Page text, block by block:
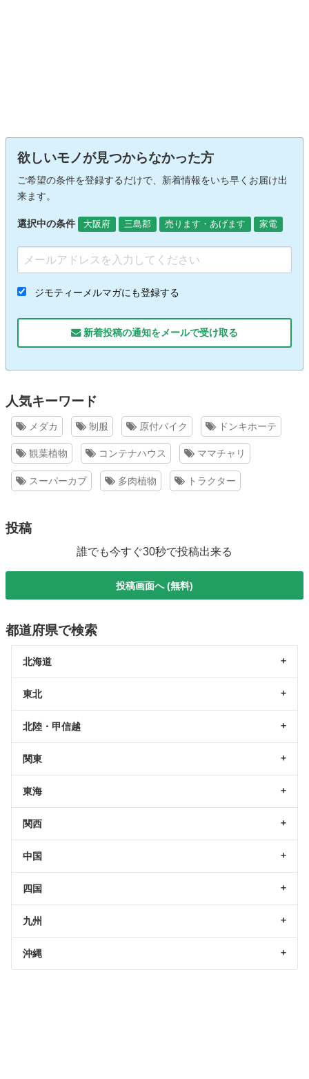
欲しいモノが見つからなかった方
ご希望の条件を登録するだけで、新着情報をいち早くお届け出
来ます。
選択中の条件 大阪府 三島郡 売ります・あげます 家電
ジモティーメルマガにも登録する
新着投稿の通知をメールで受け取る
人気キーワード
メダカ 制服 原付バイク ドンキホーテ
観葉植物 コンテナハウス ママチャリ
スーパーカブ 多肉植物 トラクター
投稿
誰でも今すぐ30秒で投稿出来る
投稿画面へ (無料)
都道府県で検索
北海道
東北
北陸・甲信越
関東
東海
関西
中国
四国
九州
沖縄